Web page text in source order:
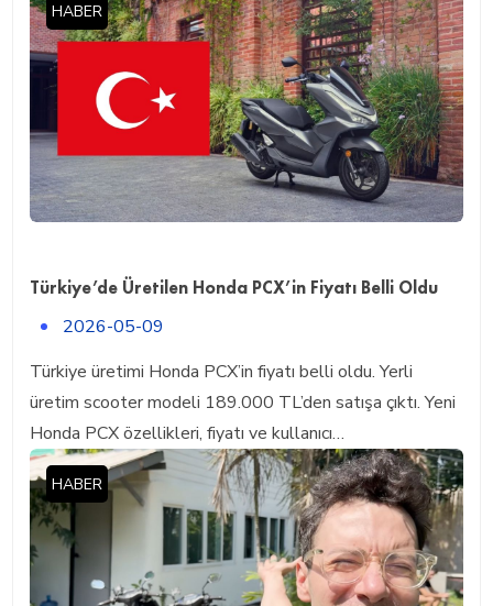
HABER
Türkiye’de Üretilen Honda PCX’in Fiyatı Belli Oldu
2026-05-09
Türkiye üretimi Honda PCX’in fiyatı belli oldu. Yerli
üretim scooter modeli 189.000 TL’den satışa çıktı. Yeni
Honda PCX özellikleri, fiyatı ve kullanıcı…
HABER